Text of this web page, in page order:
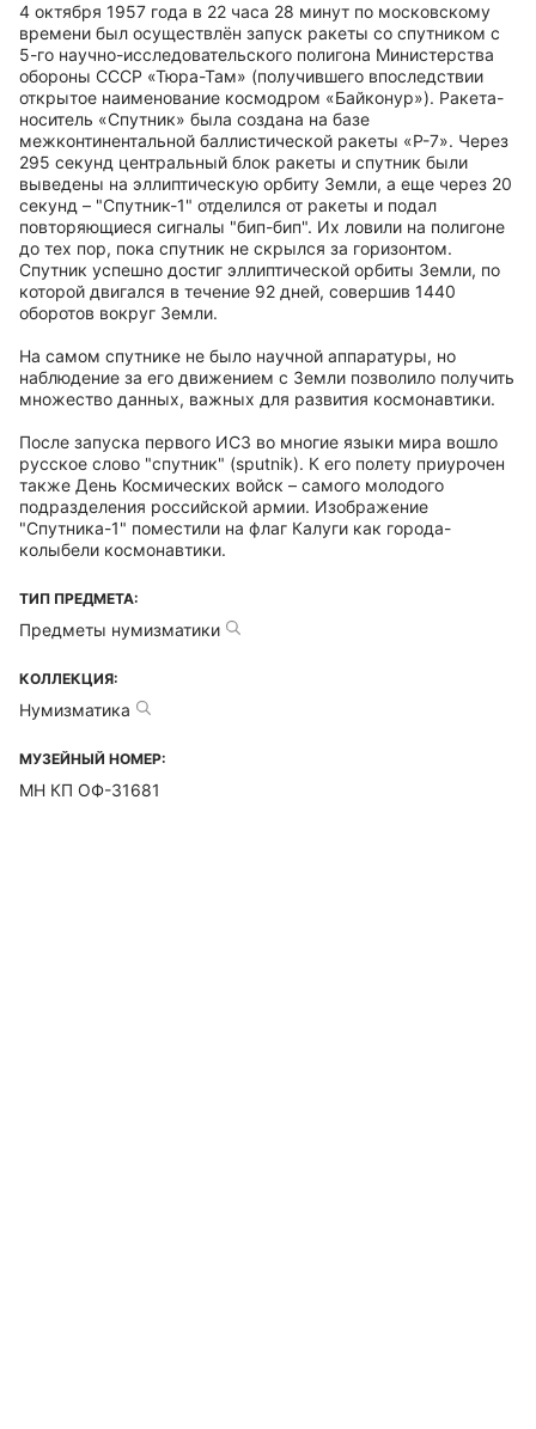
4 октября 1957 года в 22 часа 28 минут по московскому
времени был осуществлён запуск ракеты со спутником с
5-го научно-исследовательского полигона Министерства
обороны СССР «Тюра-Там» (получившего впоследствии
открытое наименование космодром «Байконур»). Ракета-
носитель «Спутник» была создана на базе
межконтинентальной баллистической ракеты «Р-7». Через
295 секунд центральный блок ракеты и спутник были
выведены на эллиптическую орбиту Земли, а еще через 20
секунд – "Спутник-1" отделился от ракеты и подал
повторяющиеся сигналы "бип-бип". Их ловили на полигоне
до тех пор, пока спутник не скрылся за горизонтом.
Спутник успешно достиг эллиптической орбиты Земли, по
которой двигался в течение 92 дней, совершив 1440
оборотов вокруг Земли.
На самом спутнике не было научной аппаратуры, но
наблюдение за его движением с Земли позволило получить
множество данных, важных для развития космонавтики.
После запуска первого ИСЗ во многие языки мира вошло
русское слово "спутник" (sputnik). К его полету приурочен
также День Космических войск – самого молодого
подразделения российской армии. Изображение
"Спутника-1" поместили на флаг Калуги как города-
колыбели космонавтики.
ТИП ПРЕДМЕТА:
Предметы нумизматики
КОЛЛЕКЦИЯ:
Нумизматика
МУЗЕЙНЫЙ НОМЕР:
МН КП ОФ-31681